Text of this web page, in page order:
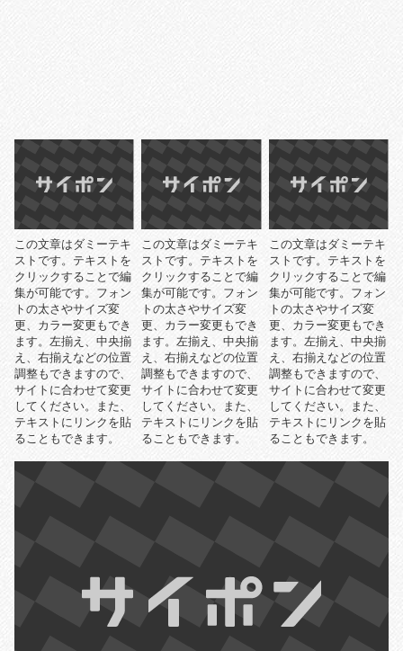
この文章はダミーテキ
ストです。テキストを
クリックすることで編
集が可能です。フォン
トの太さやサイズ変
更、カラー変更もでき
ます。左揃え、中央揃
え、右揃えなどの位置
調整もできますので、
サイトに合わせて変更
してください。また、
テキストにリンクを貼
ることもできます。
この文章はダミーテキ
ストです。テキストを
クリックすることで編
集が可能です。フォン
トの太さやサイズ変
更、カラー変更もでき
ます。左揃え、中央揃
え、右揃えなどの位置
調整もできますので、
サイトに合わせて変更
してください。また、
テキストにリンクを貼
ることもできます。
この文章はダミーテキ
ストです。テキストを
クリックすることで編
集が可能です。フォン
トの太さやサイズ変
更、カラー変更もでき
ます。左揃え、中央揃
え、右揃えなどの位置
調整もできますので、
サイトに合わせて変更
してください。また、
テキストにリンクを貼
ることもできます。